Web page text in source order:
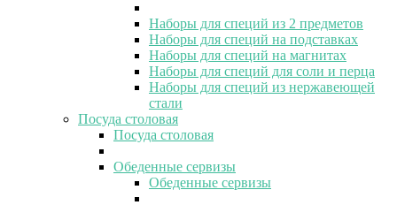
Наборы для специй из 2 предметов
Наборы для специй на подставках
Наборы для специй на магнитах
Наборы для специй для соли и перца
Наборы для специй из нержавеющей
стали
Посуда столовая
Посуда столовая
Обеденные сервизы
Обеденные сервизы